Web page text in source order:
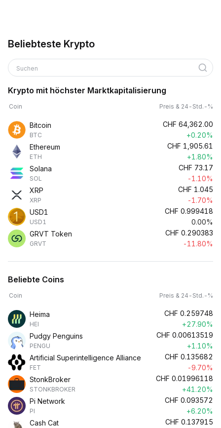
Beliebteste Krypto
Suchen
Krypto mit höchster Marktkapitalisierung
Coin Preis & 24-Std.-%
Bitcoin
BTC
CHF 64,362.00
+0.20%
Ethereum
ETH
CHF 1,905.61
+1.80%
Solana
SOL
CHF 73.17
-1.10%
XRP
XRP
CHF 1.045
-1.70%
USD1
USD1
CHF 0.999418
0.00%
GRVT Token
GRVT
CHF 0.290383
-11.80%
Beliebte Coins
Coin Preis & 24-Std.-%
Heima
HEI
CHF 0.259748
+27.90%
Pudgy Penguins
PENGU
CHF 0.00613519
+1.10%
Artificial Superintelligence Alliance
FET
CHF 0.135682
-9.70%
StonkBroker
STONKBROKER
CHF 0.01996118
+41.20%
Pi Network
PI
CHF 0.093572
+6.20%
Cash Cat
CHF 0.137915